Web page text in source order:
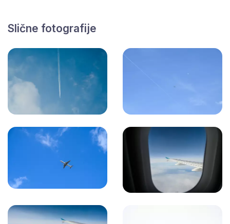
Slične fotografije